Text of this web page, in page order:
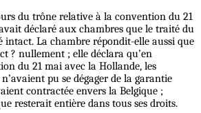
du trône relative à la convention du 21
déclaré aux chambres que le traité du
intact. La chambre répondit-elle aussi que
? nullement ; elle déclara qu’en
du 21 mai avec la Hollande, les
pu se dégager de la garantie
contractée envers la Belgique ;
resterait entière dans tous ses droits.